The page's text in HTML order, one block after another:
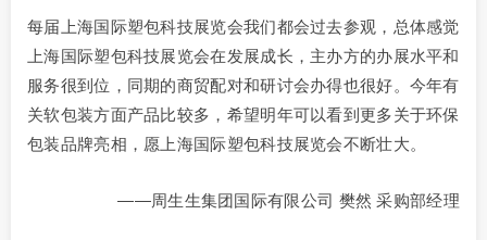
每届上海国际塑包科技展览会我们都会过去参观，总体感觉
上海国际塑包科技展览会在发展成长，主办方的办展水平和
服务很到位，同期的商贸配对和研讨会办得也很好。今年有
关软包装方面产品比较多，希望明年可以看到更多关于环保
包装品牌亮相，愿上海国际塑包科技展览会不断壮大。
——周生生集团国际有限公司 樊然 采购部经理